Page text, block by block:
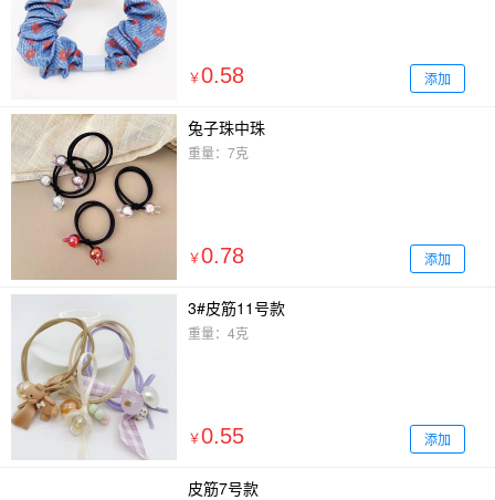
￥0.58 添加
兔子珠中珠
重量：7克
￥0.78 添加
3#皮筋11号款
重量：4克
￥0.55 添加
皮筋7号款